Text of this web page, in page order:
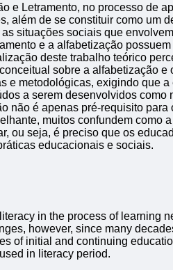
e Letramento, no processo de
de se constituir como um
situações sociais que
e a alfabetização
deste trabalho teórico
sobre a alfabetização
e metodológicas, exigindo que
a serem desenvolvidos
não é apenas pré-requisito
muitos confundem
ou seja, é preciso que os
educacionais e sociais.
in the process of learning
however, since many
of initial and continuing
in literacy period.